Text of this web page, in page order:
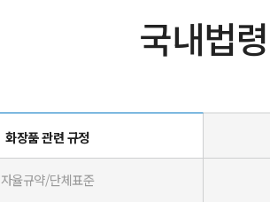
국내법령
화장품 관련 규정
자율규약/단체표준